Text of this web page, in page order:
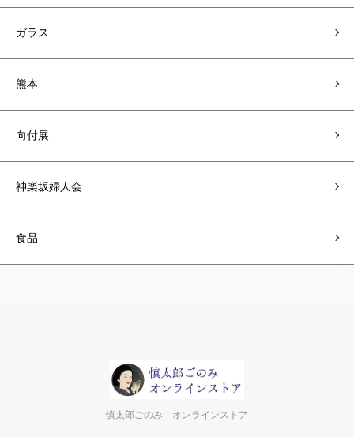
ガラス
熊本
向付展
神楽坂婦人会
食品
慎太郎ごのみ オンラインストア